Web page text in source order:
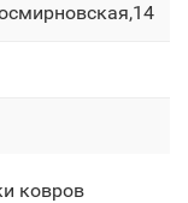
ковров